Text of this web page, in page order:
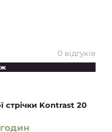
0 відгуків
стрічки Kontrast 20